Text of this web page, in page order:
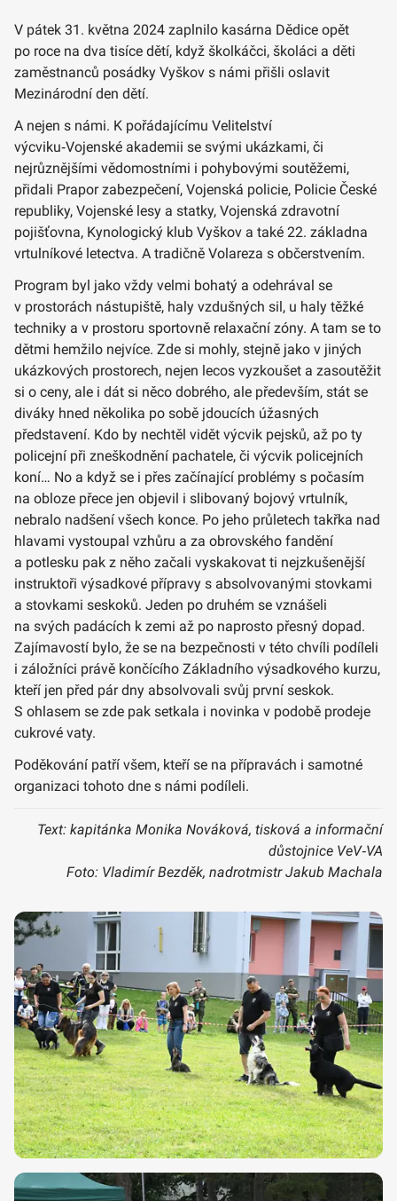
V pátek 31. května 2024 zaplnilo kasárna Dědice opět
po roce na dva tisíce dětí, když školkáčci, školáci a děti
zaměstnanců posádky Vyškov s námi přišli oslavit
Mezinárodní den dětí.
A nejen s námi. K pořádajícímu Velitelství
výcviku‑Vojenské akademii se svými ukázkami, či
nejrůznějšími vědomostními i pohybovými soutěžemi,
přidali Prapor zabezpečení, Vojenská policie, Policie České
republiky, Vojenské lesy a statky, Vojenská zdravotní
pojišťovna, Kynologický klub Vyškov a také 22. základna
vrtulníkové letectva. A tradičně Volareza s občerstvením.
Program byl jako vždy velmi bohatý a odehrával se
v prostorách nástupiště, haly vzdušných sil, u haly těžké
techniky a v prostoru sportovně relaxační zóny. A tam se to
dětmi hemžilo nejvíce. Zde si mohly, stejně jako v jiných
ukázkových prostorech, nejen lecos vyzkoušet a zasoutěžit
si o ceny, ale i dát si něco dobrého, ale především, stát se
diváky hned několika po sobě jdoucích úžasných
představení. Kdo by nechtěl vidět výcvik pejsků, až po ty
policejní při zneškodnění pachatele, či výcvik policejních
koní… No a když se i přes začínající problémy s počasím
na obloze přece jen objevil i slibovaný bojový vrtulník,
nebralo nadšení všech konce. Po jeho průletech takřka nad
hlavami vystoupal vzhůru a za obrovského fandění
a potlesku pak z něho začali vyskakovat ti nejzkušenější
instruktoři výsadkové přípravy s absolvovanými stovkami
a stovkami seskoků. Jeden po druhém se vznášeli
na svých padácích k zemi až po naprosto přesný dopad.
Zajímavostí bylo, že se na bezpečnosti v této chvíli podíleli
i záložníci právě končícího Základního výsadkového kurzu,
kteří jen před pár dny absolvovali svůj první seskok.
S ohlasem se zde pak setkala i novinka v podobě prodeje
cukrové vaty.
Poděkování patří všem, kteří se na přípravách i samotné
organizaci tohoto dne s námi podíleli.
Text: kapitánka Monika Nováková, tisková a informační
důstojnice VeV‑VA
Foto: Vladimír Bezděk, nadrotmistr Jakub Machala